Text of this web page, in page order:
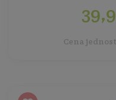
Cena